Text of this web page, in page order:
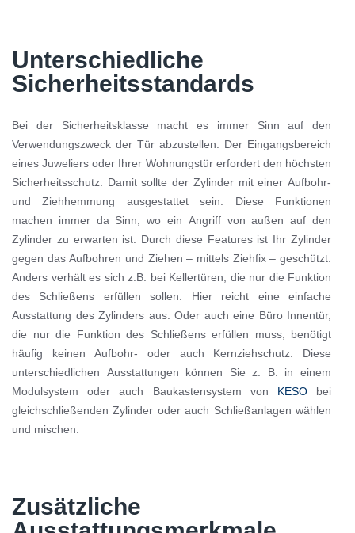
Unterschiedliche
Sicherheitsstandards
Bei der Sicherheitsklasse macht es immer Sinn auf den
Verwendungszweck der Tür abzustellen. Der Eingangsbereich
eines Juweliers oder Ihrer Wohnungstür erfordert den höchsten
Sicherheitsschutz. Damit sollte der Zylinder mit einer Aufbohr-
und Ziehhemmung ausgestattet sein. Diese Funktionen
machen immer da Sinn, wo ein Angriff von außen auf den
Zylinder zu erwarten ist. Durch diese Features ist Ihr Zylinder
gegen das Aufbohren und Ziehen – mittels Ziehfix – geschützt.
Anders verhält es sich z.B. bei Kellertüren, die nur die Funktion
des Schließens erfüllen sollen. Hier reicht eine einfache
Ausstattung des Zylinders aus. Oder auch eine Büro Innentür,
die nur die Funktion des Schließens erfüllen muss, benötigt
häufig keinen Aufbohr- oder auch Kernziehschutz. Diese
unterschiedlichen Ausstattungen können Sie z. B. in einem
Modulsystem oder auch Baukastensystem von KESObei
gleichschließenden Zylinder oder auch Schließanlagen wählen
und mischen.
Zusätzliche